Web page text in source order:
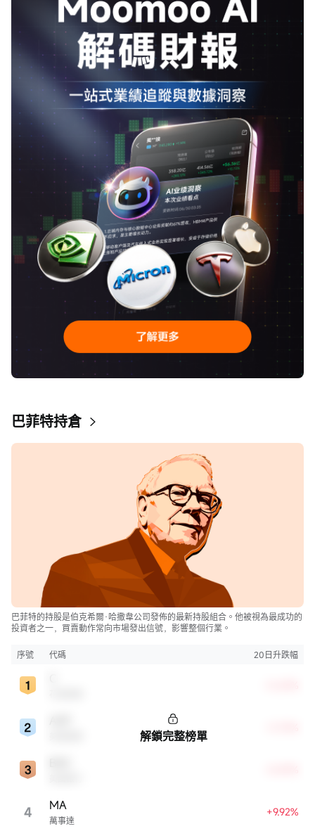
巴菲特持倉
巴菲特的持股是伯克希爾·哈撒韋公司發佈的最新持股組合。他被視為最成功的
投資者之一，買賣動作常向市場發出信號，影響整個行業。
序號 代碼 20日升跌幅
4 萬事達
MA +9.92%
解鎖完整榜單